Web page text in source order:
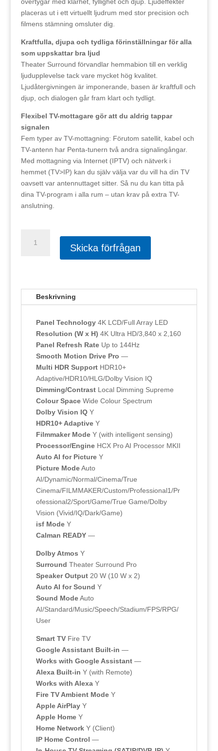
placeras ut i ett virtuellt ljudrum med stor precision och
filmens stämning omsluter dig.
Kraftfulla, djupa och tydliga förinställningar för alla
som uppskattar bra ljud
Theater Surround förvandlar hemmabion till en verklig
ljudupplevelse tack vare mycket hög kvalitet.
Ljudåtergivningen är imponerande, basen är kraftfull och
djup, och dialogen går fram klart och tydligt.
Flexibel TV-mottagare gör att du aldrig tappar
signalen
Fem typer av TV-mottagning: Förutom satellit, kabel och
TV-antenn har Penta-tunern två andra signalingångar.
Med mottagning via Internet (IPTV) och nätverk i
hemmet (TV>IP) kan du själv välja var du vill ha din TV
oavsett var antennuttaget sitter. Så nu du kan titta på
dina TV-program i alla rum – utan krav på extra TV-
anslutning.
Skicka förfrågan
Beskrivning
Panel Technology4K LCD/Full Array LED
Resolution (W x H) 4K Ultra HD/3,840 x 2,160
Panel Refresh RateUp to 144Hz
Smooth Motion Drive Pro —
Multi HDR SupportHDR10+
Adaptive/HDR10/HLG/Dolby Vision IQ
Dimming/ContrastLocal Dimming Supreme
Colour SpaceWide Colour Spectrum
Dolby Vision IQY
HDR10+ AdaptiveY
Filmmaker ModeY (with intelligent sensing)
Processor/EngineHCX Pro AI Processor MKII
Auto AI for PictureY
Picture ModeAuto
AI/Dynamic/Normal/Cinema/True
Cinema/FILMMAKER/Custom/Professional1/Pr
ofessional2/Sport/Game/True Game/Dolby
Vision (Vivid/IQ/Dark/Game)
isf ModeY
Calman READY—
Dolby Atmos Y
Surround Theater Surround Pro
Speaker Output20 W (10 W x 2)
Auto AI for Sound Y
Sound ModeAuto
AI/Standard/Music/Speech/Stadium/FPS/RPG/
User
Smart TVFire TV
Google Assistant Built-in —
Works with Google Assistant—
Alexa Built-in Y (with Remote)
Works with AlexaY
Fire TV Ambient ModeY
Apple AirPlayY
Apple HomeY
Home NetworkY (Client)
IP Home Control —